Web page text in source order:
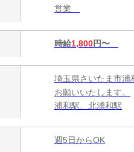
営業
時給1,800円〜
埼玉県さいたま市
お願いいたします。
浦和駅、北浦和駅
週5日からOK